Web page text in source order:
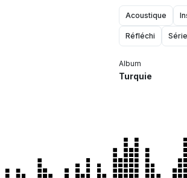
Acoustique
Réfléchi
Album
Turquie